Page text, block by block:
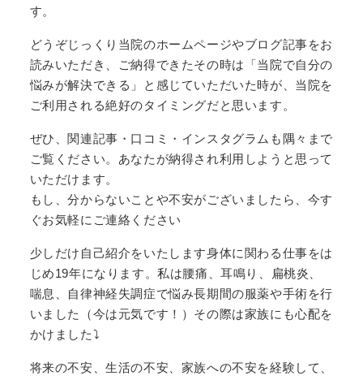
す。
どうぞじっくり当院のホームページやブログ記事をお
読みいただき、ご納得できたその時は「当院で自分の
悩みが解決できる」と感じていただいた時が、当院を
ご利用される絶好のタイミングだと思います。
ぜひ、関連記事・口コミ・インスタグラムも隅々まで
ご覧ください。あなたが納得され利用しようと思って
いただけます。
もし、分からないことや不安がございましたら、今す
ぐお気軽にご連絡ください
少しだけ自己紹介をいたします身体に関わる仕事をは
じめ19年になります。私は腰痛、耳鳴り、扁桃炎、
喘息、自律神経失調症で悩み長期間の服薬や手術を行
いました（今は元気です！）その際は家族にも心配を
かけました⤵
将来の不安、生活の不安、家族への不安を経験して、